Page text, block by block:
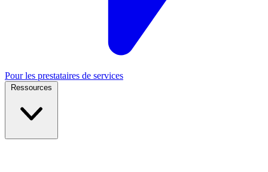
Pour les prestataires de services